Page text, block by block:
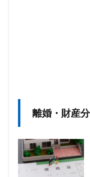
離婚・財産